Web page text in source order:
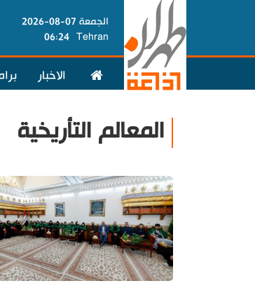
الجمعة 07-08-2026
Tehran
06:24
الاخبار
المعالم التأريخية